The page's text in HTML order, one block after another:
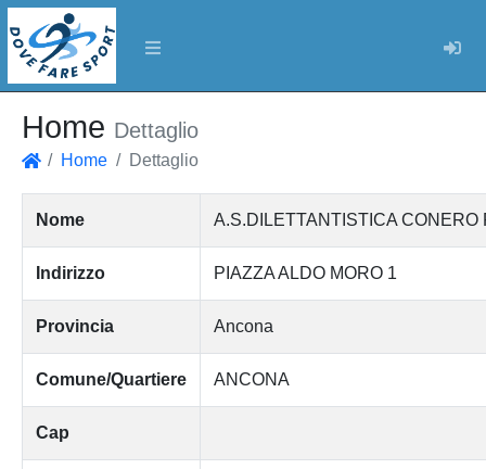
Home Dettaglio
Home Dettaglio
Nome A.S.DILETTANTISTICA CONERO
Indirizzo PIAZZA ALDO MORO 1
Provincia Ancona
Comune/Quartiere ANCONA
Cap